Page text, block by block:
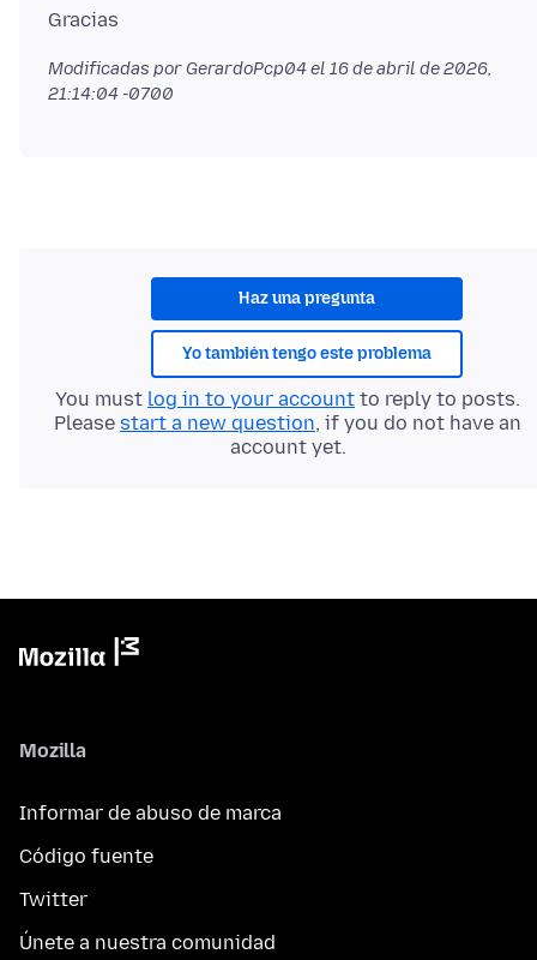
Modificadas por GerardoPcp04 el 16 de abril de 2026,
21:14:04 -0700
Haz una pregunta
Yo también tengo este problema
You must log in to your account to reply to posts.
Please start a new question, if you do not have an
account yet.
Mozilla
Informar de abuso de marca
Código fuente
Twitter
Únete a nuestra comunidad